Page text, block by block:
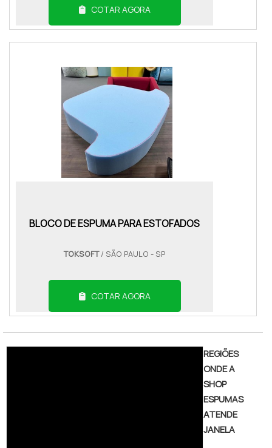
COTAR AGORA
BLOCO DE ESPUMA PARA ESTOFADOS
TOKSOFT/ SÃO PAULO - SP
COTAR AGORA
REGIÕES
ONDE A
SHOP
ESPUMAS
ATENDE
JANELA